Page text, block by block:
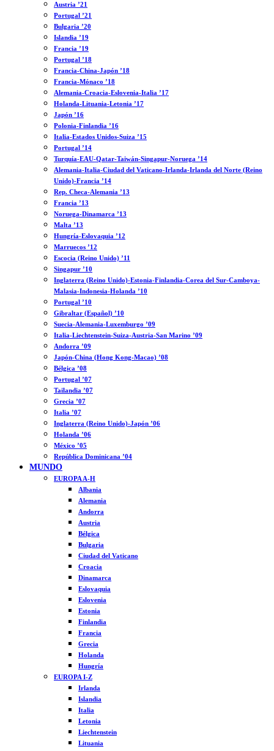
Austria ’21
Portugal ’21
Bulgaria ’20
Islandia ’19
Francia ’19
Portugal ’18
Francia-China-Japón ’18
Francia-Mónaco ’18
Alemania-Croacia-Eslovenia-Italia ’17
Holanda-Lituania-Letonia ’17
Japón ’16
Polonia-Finlandia ’16
Italia-Estados Unidos-Suiza ’15
Portugal ’14
Turquía-EAU-Qatar-Taiwán-Singapur-Noruega ’14
Alemania-Italia-Ciudad del Vaticano-Irlanda-Irlanda del Norte (Reino
Unido)-Francia ’14
Rep. Checa-Alemania ’13
Francia ’13
Noruega-Dinamarca ’13
Malta ’13
Hungría-Eslovaquia ’12
Marruecos ’12
Escocia (Reino Unido) ’11
Singapur ’10
Inglaterra (Reino Unido)-Estonia-Finlandia-Corea del Sur-Camboya-
Malasia-Indonesia-Holanda ’10
Portugal ’10
Gibraltar (Español) ’10
Suecia-Alemania-Luxemburgo ’09
Italia-Liechtenstein-Suiza-Austria-San Marino ’09
Andorra ’09
Japón-China (Hong Kong-Macao) ’08
Bélgica ’08
Portugal ’07
Tailandia ’07
Grecia ’07
Italia ’07
Inglaterra (Reino Unido)-Japón ’06
Holanda ’06
México ’05
República Dominicana ’04
MUNDO
EUROPA A-H
Albania
Alemania
Andorra
Austria
Bélgica
Bulgaria
Ciudad del Vaticano
Croacia
Dinamarca
Eslovaquia
Eslovenia
Estonia
Finlandia
Francia
Grecia
Holanda
Hungría
EUROPA I-Z
Irlanda
Islandia
Italia
Letonia
Liechtenstein
Lituania